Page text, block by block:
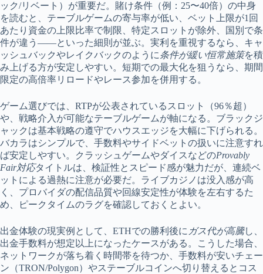
ック/リベート）が重要だ。賭け条件（例：25〜40倍）の中身
を読むと、テーブルゲームの寄与率が低い、ベット上限が1回
あたり資金の上限比率で制限、特定スロットが除外、国別で条
件が違う――といった細則が並ぶ。実利を重視するなら、キャ
ッシュバックやレイクバックのように条件が緩い恒常施策を積
み上げる方が安定しやすい。短期での最大化を狙うなら、期間
限定の高倍率リロードやレース参加を併用する。
ゲーム選びでは、RTPが公表されているスロット（96％超）
や、戦略介入が可能なテーブルゲームが軸になる。ブラックジ
ャックは基本戦略の遵守でハウスエッジを大幅に下げられる。
バカラはシンプルで、手数料やサイドベットの扱いに注意すれ
ば安定しやすい。クラッシュゲームやダイスなどのProvably
Fair対応タイトルは、検証性とスピード感が魅力だが、連続ベ
ットによる過熱に注意が必要だ。ライブカジノは没入感が高
く、プロバイダの配信品質や回線安定性が体験を左右するた
め、ピークタイムのラグを確認しておくとよい。
出金体験の現実例として、ETHでの勝利後に ガス代が高騰し、
出金手数料が想定以上になったケースがある。こうした場合、
ネットワークが落ち着く時間帯を待つか、手数料が安いチェー
ン（TRON/Polygon）やステーブルコインへ切り替えるとコス